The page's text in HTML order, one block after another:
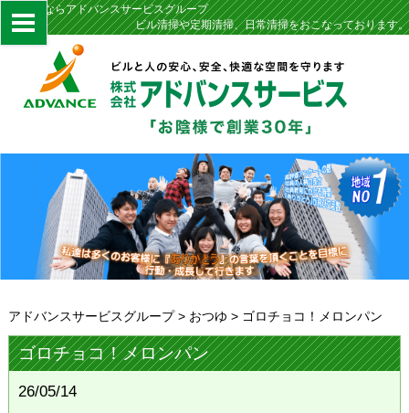
定期清掃ならアドバンスサービスグループ
ビル清掃や定期清掃、日常清掃をおこなっております。
アドバンスサービスグループ> おつゆ > ゴロチョコ！メロンパン
ゴロチョコ！メロンパン
26/05/14